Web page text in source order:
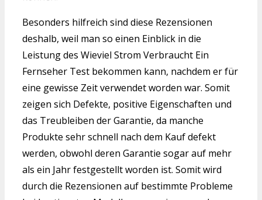
Besonders hilfreich sind diese Rezensionen
deshalb, weil man so einen Einblick in die
Leistung des Wieviel Strom Verbraucht Ein
Fernseher Test bekommen kann, nachdem er für
eine gewisse Zeit verwendet worden war. Somit
zeigen sich Defekte, positive Eigenschaften und
das Treubleiben der Garantie, da manche
Produkte sehr schnell nach dem Kauf defekt
werden, obwohl deren Garantie sogar auf mehr
als ein Jahr festgestellt worden ist. Somit wird
durch die Rezensionen auf bestimmte Probleme